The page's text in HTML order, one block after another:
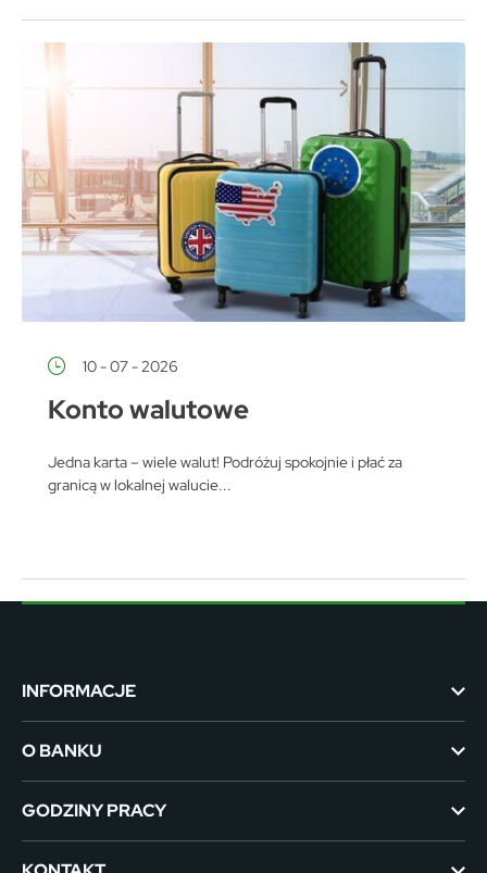
10 - 07 - 2026
Konto walutowe
Jedna karta – wiele walut! Podróżuj spokojnie i płać za
granicą w lokalnej walucie...
INFORMACJE
O BANKU
GODZINY PRACY